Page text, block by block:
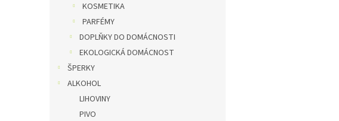
KOSMETIKA
PARFÉMY
DOPLŇKY DO DOMÁCNOSTI
EKOLOGICKÁ DOMÁCNOST
ŠPERKY
ALKOHOL
LIHOVINY
PIVO